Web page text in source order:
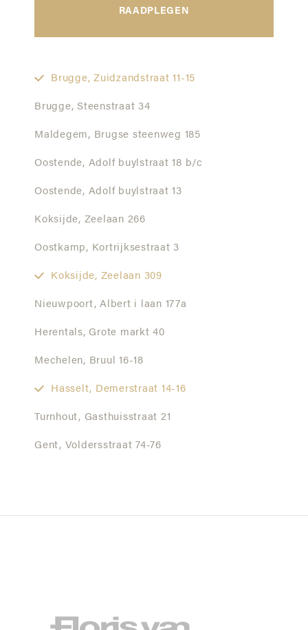
RAADPLEGEN
Brugge, Zuidzandstraat 11-15
Brugge, Steenstraat 34
Maldegem, Brugse steenweg 185
Oostende, Adolf buylstraat 18 b/c
Oostende, Adolf buylstraat 13
Koksijde, Zeelaan 266
Oostkamp, Kortrijksestraat 3
Koksijde, Zeelaan 309
Nieuwpoort, Albert i laan 177a
Herentals, Grote markt 40
Mechelen, Bruul 16-18
Hasselt, Demerstraat 14-16
Turnhout, Gasthuisstraat 21
Gent, Voldersstraat 74-76